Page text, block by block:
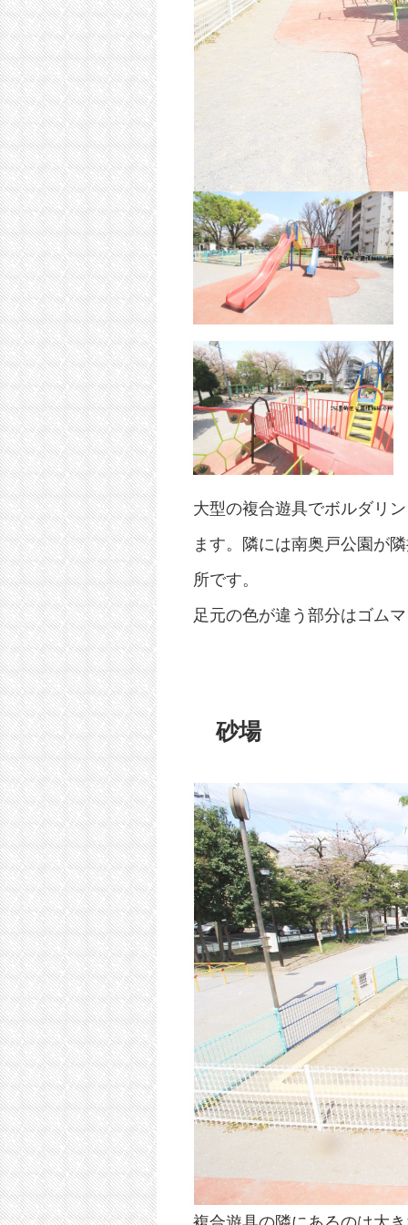
大型の複合遊具でボルダリ
ます。隣には南奥戸公園が
所です。
足元の色が違う部分はゴム
砂場